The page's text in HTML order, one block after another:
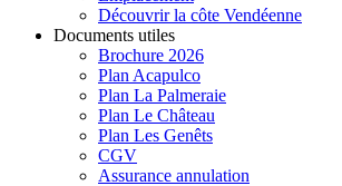
Découvrir la côte Vendéenne
Documents utiles
Brochure 2026
Plan Acapulco
Plan La Palmeraie
Plan Le Château
Plan Les Genêts
CGV
Assurance annulation